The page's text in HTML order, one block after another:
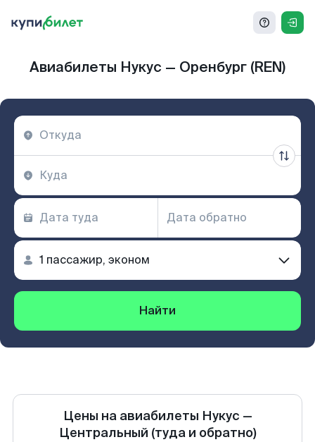
Авиабилеты Нукус — Оренбург (REN)
Найти
Цены на авиабилеты Нукус —
Центральный (туда и обратно)